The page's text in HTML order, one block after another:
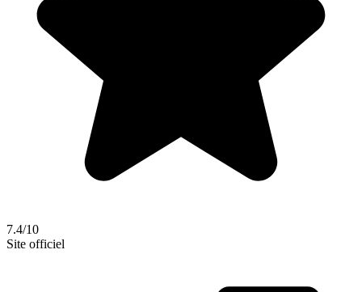
7.4/10
Site officiel